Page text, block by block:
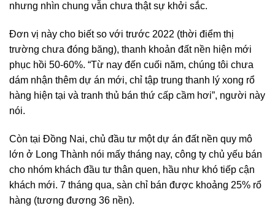
nhưng nhìn chung vẫn chưa thật sự khởi sắc.
Đơn vị này cho biết so với trước 2022 (thời điểm thị
trường chưa đóng băng), thanh khoản đất nền hiện mới
phục hồi 50-60%. “Từ nay đến cuối năm, chúng tôi chưa
dám nhận thêm dự án mới, chỉ tập trung thanh lý xong rổ
hàng hiện tại và tranh thủ bán thứ cấp cầm hơi”, người này
nói.
Còn tại Đồng Nai, chủ đầu tư một dự án đất nền quy mô
lớn ở Long Thành nói mấy tháng nay, công ty chủ yếu bán
cho nhóm khách đầu tư thân quen, hầu như khó tiếp cận
khách mới. 7 tháng qua, sàn chỉ bán được khoảng 25% rổ
hàng (tương đương 36 nền).